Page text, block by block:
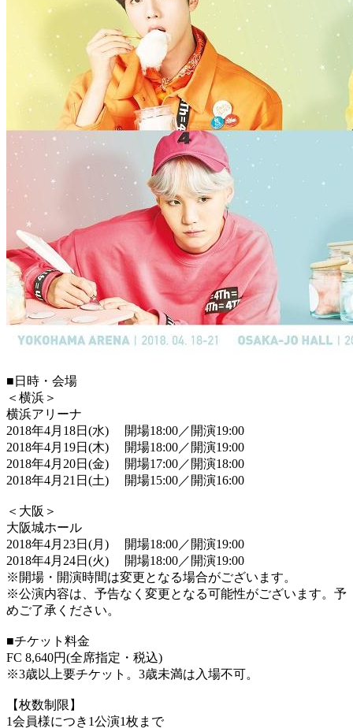
■日時・会場
＜横浜＞
横浜アリーナ
2018年4月18日(水) 開場18:00／開演19:00
2018年4月19日(木) 開場18:00／開演19:00
2018年4月20日(金) 開場17:00／開演18:00
2018年4月21日(土) 開場15:00／開演16:00
＜大阪＞
大阪城ホール
2018年4月23日(月) 開場18:00／開演19:00
2018年4月24日(火) 開場18:00／開演19:00
※開場・開演時間は変更となる場合がございます。
※公演内容は、予告なく変更となる可能性がございます。予
めご了承ください。
■チケット料金
FC 8,640円(全席指定・税込)
※3歳以上要チケット。3歳未満は入場不可。
【枚数制限】
1会員様につき1公演1枚まで